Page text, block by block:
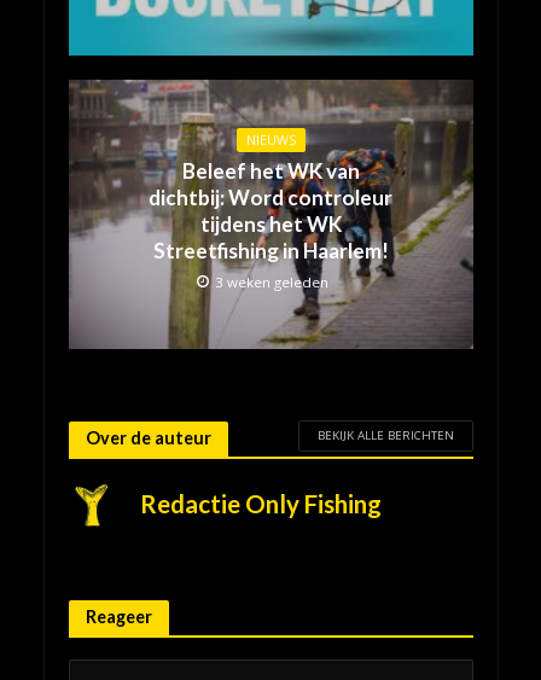
NIEUWS
Beleef het WK van
dichtbij: Word controleur
tijdens het WK
Streetfishing in Haarlem!
3 weken geleden
Over de auteur BEKIJK ALLE BERICHTEN
Redactie Only Fishing
Reageer